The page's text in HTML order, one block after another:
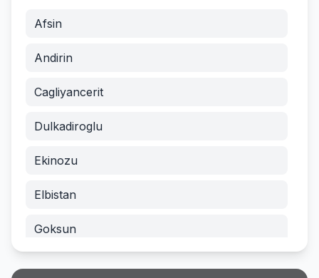
Afsin
Andirin
Cagliyancerit
Dulkadiroglu
Ekinozu
Elbistan
Goksun